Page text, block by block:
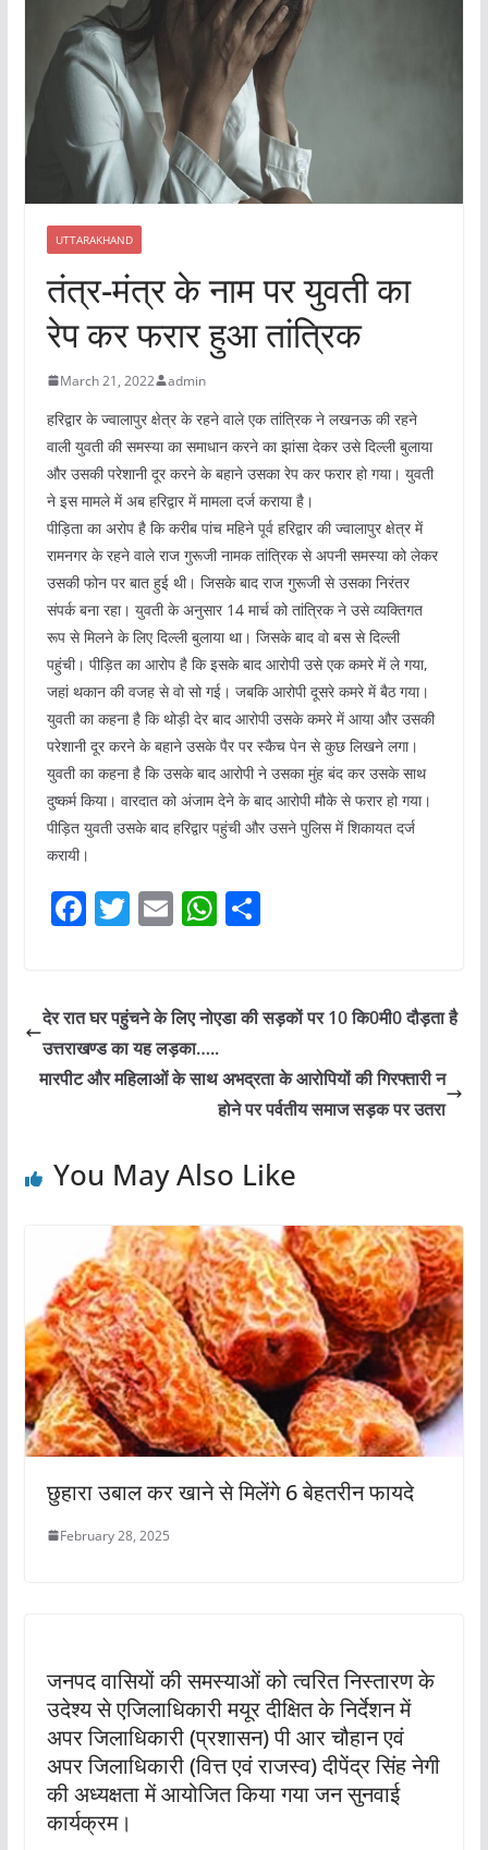
UTTARAKHAND
तंत्र-मंत्र के नाम पर युवती का
रेप कर फरार हुआ तांत्रिक
March 21, 2022 admin
हरिद्वार के ज्वालापुर क्षेत्र के रहने वाले एक तांत्रिक ने लखनऊ की रहने
वाली युवती की समस्या का समाधान करने का झांसा देकर उसे दिल्ली बुलाया
और उसकी परेशानी दूर करने के बहाने उसका रेप कर फरार हो गया। युवती
ने इस मामले में अब हरिद्वार में मामला दर्ज कराया है।
पीड़िता का अरोप है कि करीब पांच महिने पूर्व हरिद्वार की ज्वालापुर क्षेत्र में
रामनगर के रहने वाले राज गुरूजी नामक तांत्रिक से अपनी समस्या को लेकर
उसकी फोन पर बात हुई थी। जिसके बाद राज गुरूजी से उसका निरंतर
संपर्क बना रहा। युवती के अनुसार 14 मार्च को तांत्रिक ने उसे व्यक्तिगत
रूप से मिलने के लिए दिल्ली बुलाया था। जिसके बाद वो बस से दिल्ली
पहुंची। पीड़ित का आरोप है कि इसके बाद आरोपी उसे एक कमरे में ले गया,
जहां थकान की वजह से वो सो गई। जबकि आरोपी दूसरे कमरे में बैठ गया।
युवती का कहना है कि थोड़ी देर बाद आरोपी उसके कमरे में आया और उसकी
परेशानी दूर करने के बहाने उसके पैर पर स्कैच पेन से कुछ लिखने लगा।
युवती का कहना है कि उसके बाद आरोपी ने उसका मुंह बंद कर उसके साथ
दुष्कर्म किया। वारदात को अंजाम देने के बाद आरोपी मौके से फरार हो गया।
पीड़ित युवती उसके बाद हरिद्वार पहुंची और उसने पुलिस में शिकायत दर्ज
करायी।
F
e
b
o
T
er
E
l
W
s
A
p
p
S
e
देर रात घर पहुंचने के लिए नोएडा की सड़कों पर 10 कि0मी0 दौड़ता है
उत्तराखण्ड का यह लड़का…..
मारपीट और महिलाओं के साथ अभद्रता के आरोपियों की गिरफ्तारी न
होने पर पर्वतीय समाज सड़क पर उतरा
You May Also Like
छुहारा उबाल कर खाने से मिलेंगे 6 बेहतरीन फायदे
February 28, 2025
जनपद वासियों की समस्याओं को त्वरित निस्तारण के
उदेश्य से एजिलाधिकारी मयूर दीक्षित के निर्देशन में
अपर जिलाधिकारी (प्रशासन) पी आर चौहान एवं
अपर जिलाधिकारी (वित्त एवं राजस्व) दीपेंद्र सिंह नेगी
की अध्यक्षता में आयोजित किया गया जन सुनवाई
कार्यक्रम।